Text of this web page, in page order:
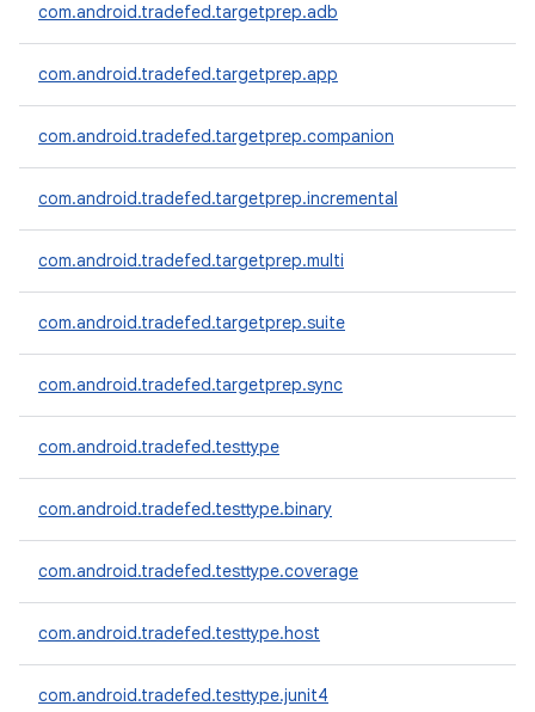
com.android.tradefed.targetprep.adb
com.android.tradefed.targetprep.app
com.android.tradefed.targetprep.companion
com.android.tradefed.targetprep.incremental
com.android.tradefed.targetprep.multi
com.android.tradefed.targetprep.suite
com.android.tradefed.targetprep.sync
com.android.tradefed.testtype
com.android.tradefed.testtype.binary
com.android.tradefed.testtype.coverage
com.android.tradefed.testtype.host
com.android.tradefed.testtype.junit4